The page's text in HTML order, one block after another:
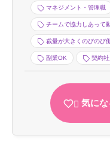
マネジメント・管理職
チームで協力しあって
裁量が大きくのびのび
副業OK 契約社
気にな